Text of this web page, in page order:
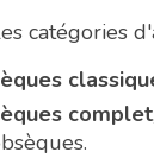
catégories
complet